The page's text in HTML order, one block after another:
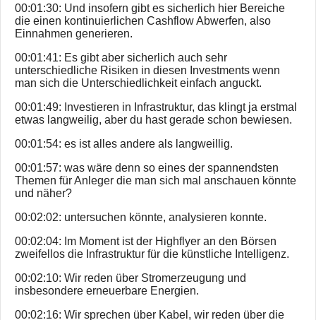
00:01:30: Und insofern gibt es sicherlich hier Bereiche
die einen kontinuierlichen Cashflow Abwerfen, also
Einnahmen generieren.
00:01:41: Es gibt aber sicherlich auch sehr
unterschiedliche Risiken in diesen Investments wenn
man sich die Unterschiedlichkeit einfach anguckt.
00:01:49: Investieren in Infrastruktur, das klingt ja erstmal
etwas langweilig, aber du hast gerade schon bewiesen.
00:01:54: es ist alles andere als langweillig.
00:01:57: was wäre denn so eines der spannendsten
Themen für Anleger die man sich mal anschauen könnte
und näher?
00:02:02: untersuchen könnte, analysieren konnte.
00:02:04: Im Moment ist der Highflyer an den Börsen
zweifellos die Infrastruktur für die künstliche Intelligenz.
00:02:10: Wir reden über Stromerzeugung und
insbesondere erneuerbare Energien.
00:02:16: Wir sprechen über Kabel, wir reden über die